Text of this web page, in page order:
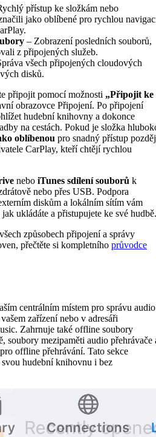
přístup ke složkám nebo
jako oblíbené pro rychlou
– Zobrazení posledních souborů,
z připojených služeb.
všech připojených cloudových
disků.
připojit pomocí možnosti „Připojit ke
obrazovce Připojení. Po připojení
hudební knihovny a dokonce
na cestách. Pokud je složka
oblíbenou pro snadný přístup
CarPlay, kteří chtějí rychlou
nebo iTunes sdílení souborů k
nebo přes USB. Podpora
diskům a lokálním sítím vám
ukládáte a přistupujete ke své hudbě.
způsobech připojení a správy
přečtěte si kompletního průvodce
centrálním místem pro správu audio
zařízení nebo v adresáři
Zahrnuje také offline soubory
soubory mezipaměti audio přehrávače
offline přehrávání. Tato sekce
hudební knihovnu i bez